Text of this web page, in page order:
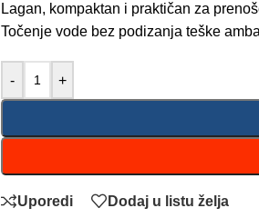
Lagan, kompaktan i praktičan za
Točenje vode bez podizanja teške
- +
Uporedi Dodaj u listu želja